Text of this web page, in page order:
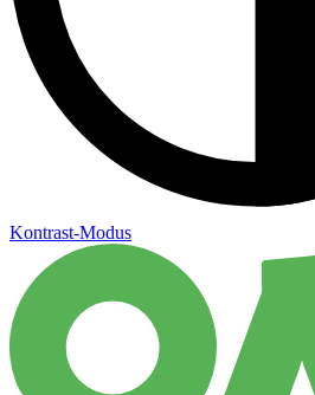
Kontrast-Modus